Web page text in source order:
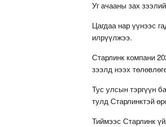
Уг ачааны зах
Цагдаа нар үүнээс
илрүүлжээ.
Старлинк компани
зээлд нээх
Тус улсын тэргүүн
тулд Старлинктэй
Тиймээс Старлинк